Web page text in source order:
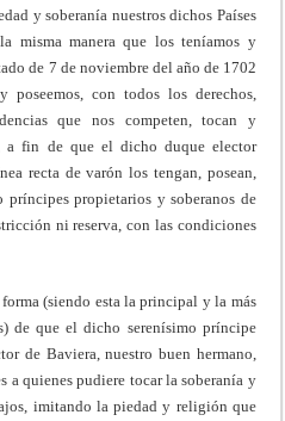
y soberanía nuestros dichos Países
misma manera que los teníamos y
de 7 de noviembre del año de 1702
con todos los derechos,
que nos competen, tocan y
a fin de que el dicho duque elector
recta de varón los tengan, posean,
propietarios y soberanos de
ni reserva, con las condiciones
(siendo esta la principal y la más
de que el dicho serenísimo príncipe
de Baviera, nuestro buen hermano,
a quienes pudiere tocar la soberanía y
imitando la piedad y religión que